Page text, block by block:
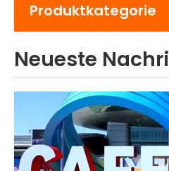
Produktkategorie
Neueste